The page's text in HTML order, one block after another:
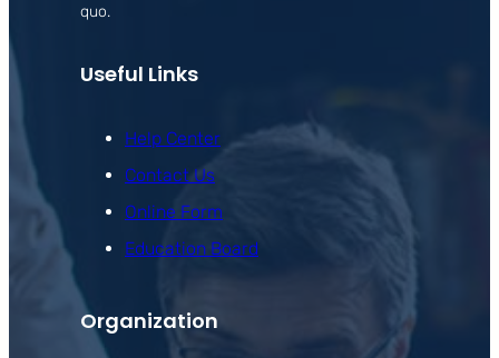
quo.
Useful Links
Help Center
Contact Us
Online Form
Education Board
Organization